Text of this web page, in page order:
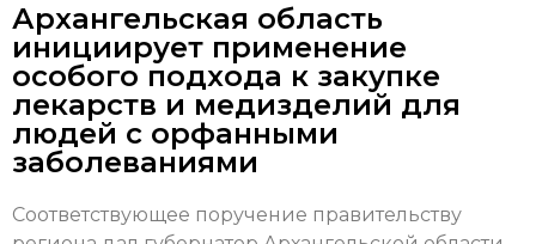
Архангельская область
инициирует применение
особого подхода к закупке
лекарств и медизделий для
людей с орфанными
заболеваниями
Соответствующее поручение правительству